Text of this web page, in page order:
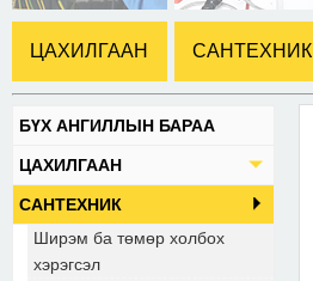
ЦАХИЛГААН САНТЕХНИК
БҮХ АНГИЛЛЫН БАРАА
ЦАХИЛГААН
САНТЕХНИК
Ширэм ба төмөр холбох
хэрэгсэл